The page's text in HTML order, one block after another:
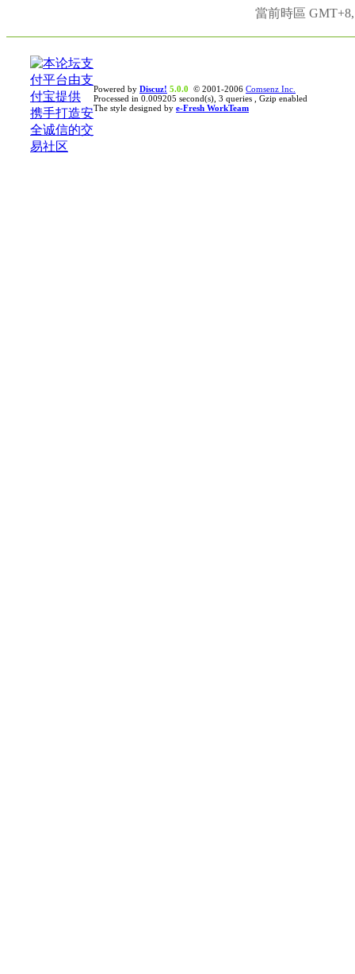
當前時區
Powered by Discuz! 5.0.0 © 2001-2006 Comsenz Inc.
Processed in 0.009205 second(s), 3 queries , Gzip enabled
The style designed by e-Fresh WorkTeam